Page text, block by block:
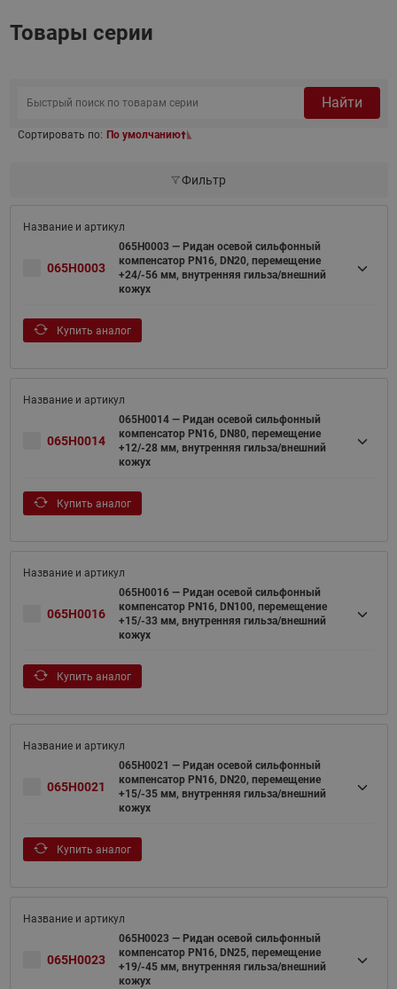
Товары серии
Найти
Сортировать по: По умолчанию
Фильтр
065H0003
065H0003 — Ридан осевой сильфонный
компенсатор PN16, DN20, перемещение
+24/-56 мм, внутренняя гильза/внешний
кожух
Купить аналог
065H0014
065H0014 — Ридан осевой сильфонный
компенсатор PN16, DN80, перемещение
+12/-28 мм, внутренняя гильза/внешний
кожух
Купить аналог
065H0016
065H0016 — Ридан осевой сильфонный
компенсатор PN16, DN100, перемещение
+15/-33 мм, внутренняя гильза/внешний
кожух
Купить аналог
065H0021
065H0021 — Ридан осевой сильфонный
компенсатор PN16, DN20, перемещение
+15/-35 мм, внутренняя гильза/внешний
кожух
Купить аналог
065H0023
065H0023 — Ридан осевой сильфонный
компенсатор PN16, DN25, перемещение
+19/-45 мм, внутренняя гильза/внешний
кожух